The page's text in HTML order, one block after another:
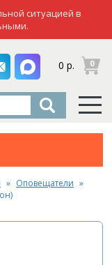
ситуацией в
0 р. 0
Оповещатели